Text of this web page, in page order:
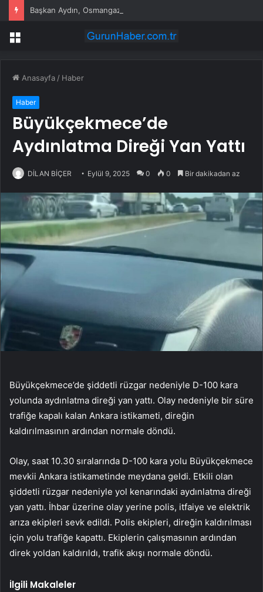
Başkan Aydın, Osmangazi Doğancı’da talepleri dinledi
Menü
Anasayfa / Haber
Haber
Büyükçekmece’de
Aydınlatma Direği Yan Yattı
DİLAN BİÇER Eylül 9, 2025 0 0 Bir dakikadan az
Büyükçekmece’de şiddetli rüzgar nedeniyle D-100 kara
yolunda aydınlatma direği yan yattı. Olay nedeniyle bir süre
trafiğe kapalı kalan Ankara istikameti, direğin
kaldırılmasının ardından normale döndü.
Olay, saat 10.30 sıralarında D-100 kara yolu Büyükçekmece
mevkii Ankara istikametinde meydana geldi. Etkili olan
şiddetli rüzgar nedeniyle yol kenarındaki aydınlatma direği
yan yattı. İhbar üzerine olay yerine polis, itfaiye ve elektrik
arıza ekipleri sevk edildi. Polis ekipleri, direğin kaldırılması
için yolu trafiğe kapattı. Ekiplerin çalışmasının ardından
direk yoldan kaldırıldı, trafik akışı normale döndü.
İlgili Makaleler